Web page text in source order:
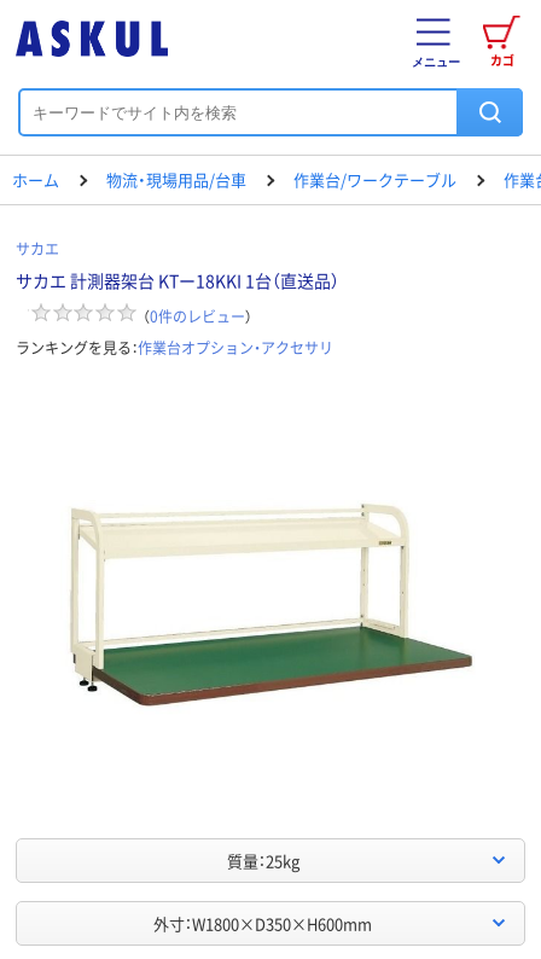
カゴ
メニュー
ホーム 物流・現場用品/台車 作業台/ワークテーブル 作業
サカエ
サカエ 計測器架台 KTー18KKI 1台（直送品）
（0件のレビュー）
ランキングを見る：作業台オプション・アクセサリ
質量：25kg
外寸：W1800×D350×H600mm